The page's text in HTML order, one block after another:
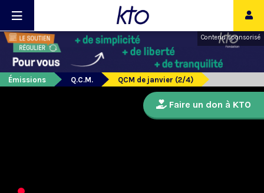
Contenu sponsorisé
Émissions Q.C.M. QCM de janvier (2/4)
Faire un don à KTO